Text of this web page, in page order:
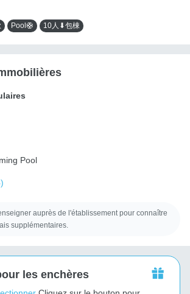
Pool🛟 10人⬇包棟
Pool
auprès de l'établissement pour connaître
supplémentaires.
les enchères